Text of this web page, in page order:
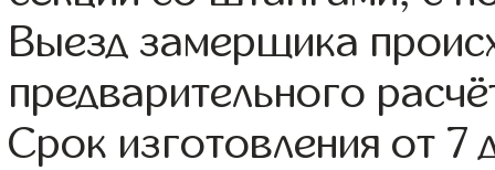
Выезд замерщика
предварительного
Срок изготовления от 7